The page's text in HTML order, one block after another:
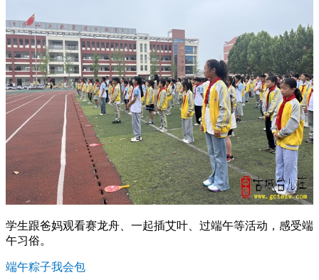
学生跟爸妈观看赛龙舟、一起插艾叶、过端午等活动，感受端
午习俗。
端午粽子我会包